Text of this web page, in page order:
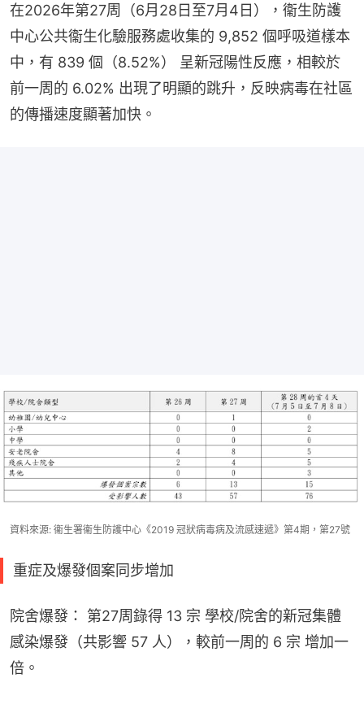
在2026年第27周（6月28日至7月4日），衞生防護
中心公共衞生化驗服務處收集的 9,852 個呼吸道樣本
中，有 839 個（8.52%） 呈新冠陽性反應，相較於
前一周的 6.02% 出現了明顯的跳升，反映病毒在社區
的傳播速度顯著加快。
資料來源: 衞生署衞生防護中心《2019 冠狀病毒病及流感速遞》第4期，第27號
重症及爆發個案同步增加
院舍爆發： 第27周錄得 13 宗 學校/院舍的新冠集體
感染爆發（共影響 57 人），較前一周的 6 宗 增加一
倍。